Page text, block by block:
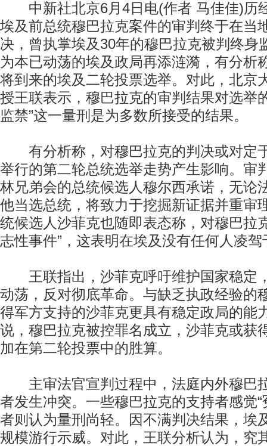
中新社北京6月4日电(作者 马佳佳)历
埃及前总统穆巴拉克案件的审判终于在当
决，曾执掌埃及30年的穆巴拉克被判终身
为本已动荡的埃及政局再添涟漪，有分析
将到来的埃及二轮投票选举。对此，北京
授王联表示，穆巴拉克的审判结果对选举
监禁”这一量刑是为多数所接受的结果。
有分析称，对穆巴拉克的判决或对定
举行的第二轮总统选举走势产生影响。审
林兄弟会的总统候选人穆尔西承诺，无论
他当选总统，将致力于挖掘新证据并重审
统候选人沙菲克也随即表态称，对穆巴拉
志性事件”，这表明在埃及没有任何人凌
王联指出，沙菲克呼吁维护国家稳定
动荡，反对彻底革命。与缺乏执政经验的
得军方支持的沙菲克更具有稳定政局的能
说，穆巴拉克被控罪名成立，沙菲克或获
加在第二轮投票中的胜算。
主审法官宣判过程中，法庭内外穆巴
者发生冲突。一些穆巴拉克的支持者感觉“
者则认为量刑尚轻。因不满判决结果，埃
规模游行示威。对此，王联分析认为，究